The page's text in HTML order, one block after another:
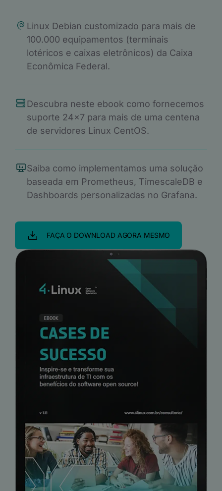
Linux Debian customizado para mais de
100.000 equipamentos (terminais
lotéricos e caixas eletrônicos) da Caixa
Econômica Federal.
Descubra neste ebook como fornecemos
suporte 24x7 para mais de uma centena
de servidores Linux CentOS.
Saiba como implementamos uma solução
baseada em Prometheus, TimescaleDB e
Dashboards personalizadas no Grafana.
FAÇA O DOWNLOAD AGORA MESMO